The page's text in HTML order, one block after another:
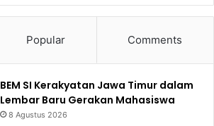
Popular Comments
BEM SI Kerakyatan Jawa Timur dalam
Lembar Baru Gerakan Mahasiswa
8 Agustus 2026